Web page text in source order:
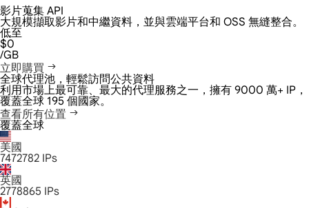
影片蒐集 API
大規模擷取影片和中繼資料，並與雲端平台和 OSS 無縫整合。
低至
$0
/GB
立即購買
全球代理池，輕鬆訪問公共資料
利用市場上最可靠、最大的代理服務之一，擁有 9000 萬+ IP，
覆蓋全球 195 個國家。
查看所有位置
覆蓋全球
美國
7472782 IPs
英國
2778865 IPs